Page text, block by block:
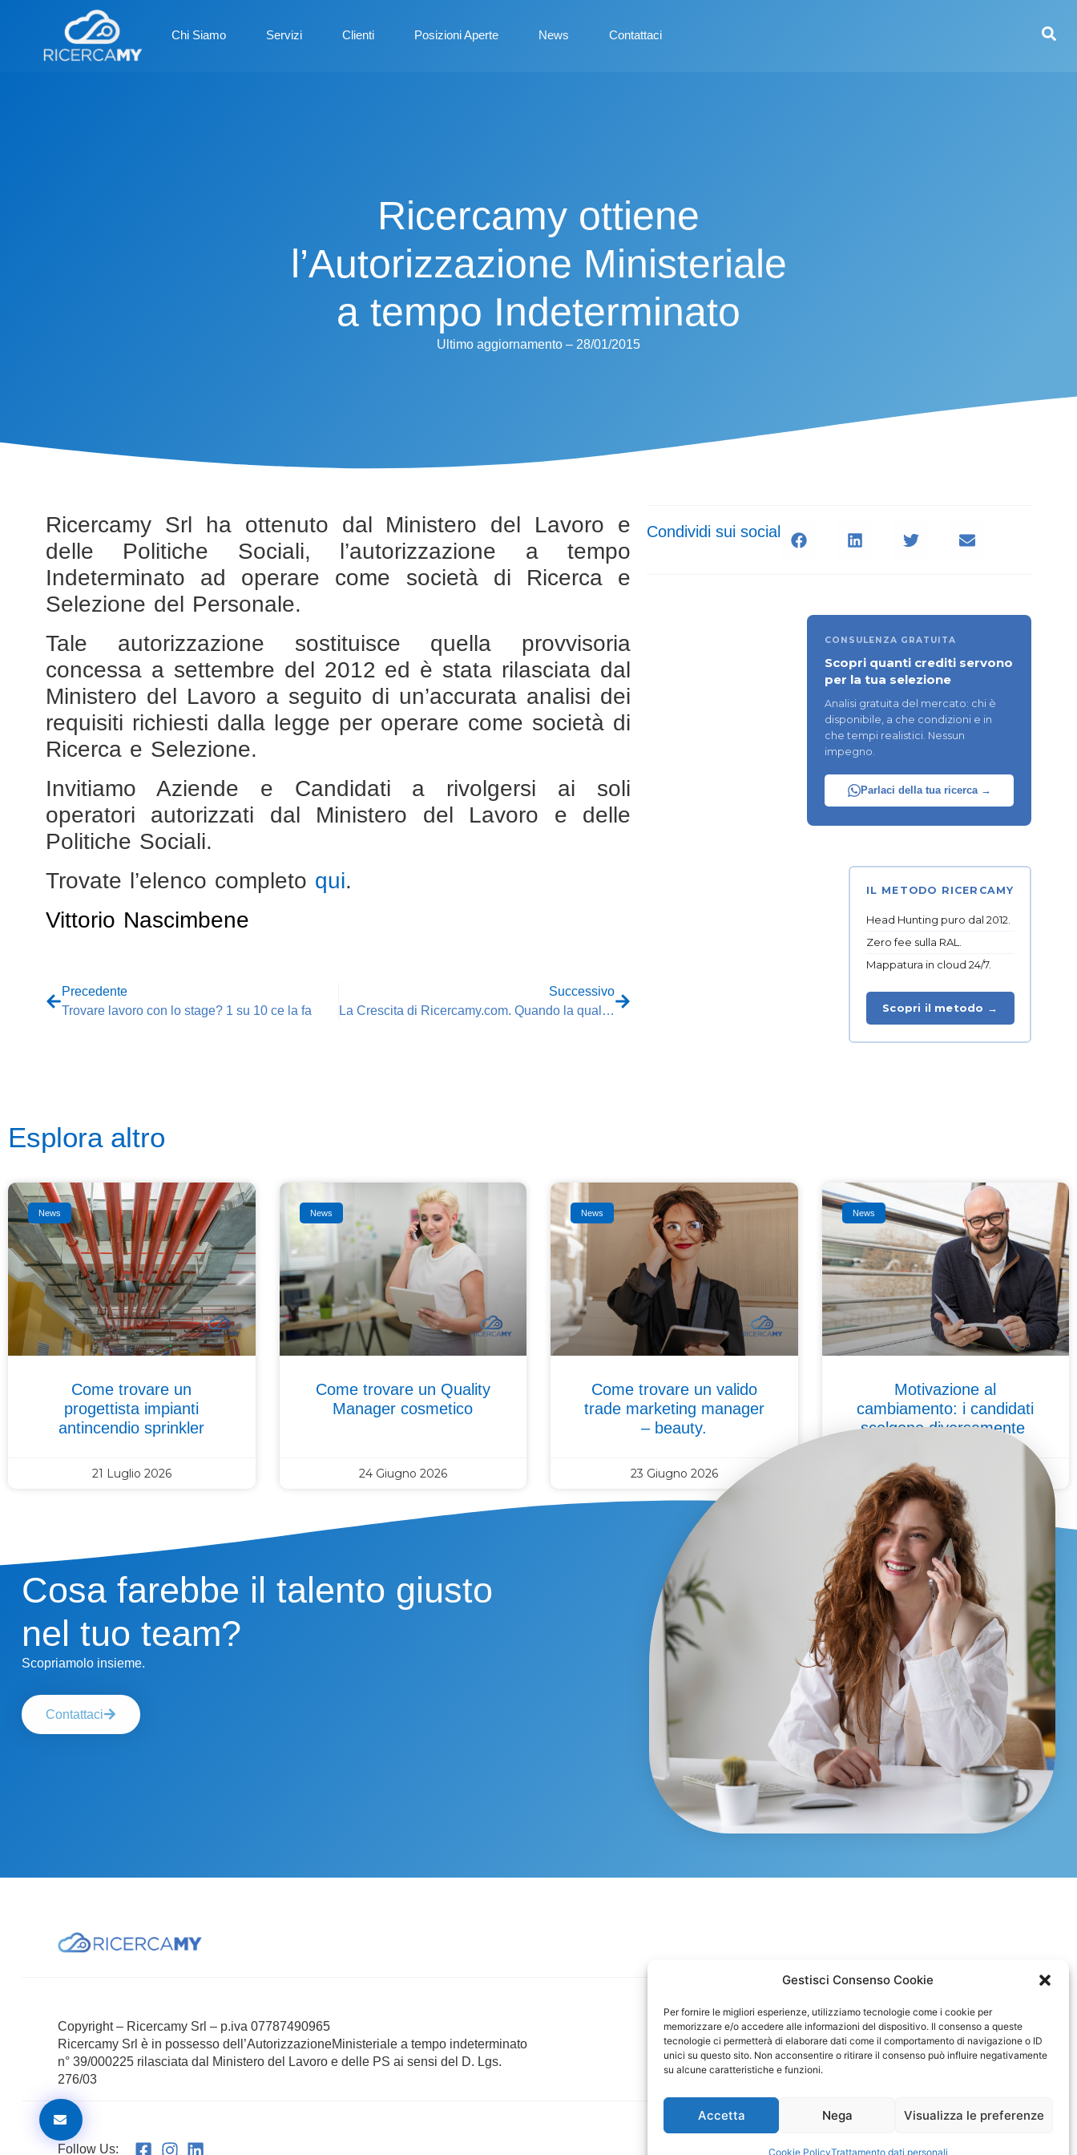
Gestisci Consenso Cookie
Per fornire le migliori esperienze, utilizziamo tecnologie come i cookie per
memorizzare e/o accedere alle informazioni del dispositivo. Il consenso a queste
tecnologie ci permetterà di elaborare dati come il comportamento di navigazione o ID
unici su questo sito. Non acconsentire o ritirare il consenso può influire negativamente
su alcune caratteristiche e funzioni.
Accetta Nega Visualizza le preferenze
Cookie PolicyTrattamento dati personali
Chi Siamo Servizi Clienti Posizioni Aperte News Contattaci
Ricercamy ottiene
l’Autorizzazione Ministeriale
a tempo Indeterminato
Ultimo aggiornamento – 28/01/2015
Ricercamy Srl ha ottenuto dal Ministero del Lavoro e
delle Politiche Sociali, l’autorizzazione a tempo
Indeterminato ad operare come società di Ricerca e
Selezione del Personale.
Tale autorizzazione sostituisce quella provvisoria
concessa a settembre del 2012 ed è stata rilasciata dal
Ministero del Lavoro a seguito di un’accurata analisi dei
requisiti richiesti dalla legge per operare come società di
Ricerca e Selezione.
Invitiamo Aziende e Candidati a rivolgersi ai soli
operatori autorizzati dal Ministero del Lavoro e delle
Politiche Sociali.
Trovate l’elenco completo qui.
Vittorio Nascimbene
Precedente
Trovare lavoro con lo stage? 1 su 10 ce la fa
Successivo
La Crescita di Ricercamy.com. Quando la qualità paga
Condividi sui social
CONSULENZA GRATUITA
Scopri quanti crediti servono
per la tua selezione
Analisi gratuita del mercato: chi è
disponibile, a che condizioni e in
che tempi realistici. Nessun
impegno.
Parlaci della tua ricerca →
IL METODO RICERCAMY
Head Hunting puro dal 2012.
Zero fee sulla RAL.
Mappatura in cloud 24/7.
Scopri il metodo →
Esplora altro
News
Come trovare un
progettista impianti
antincendio sprinkler
21 Luglio 2026
News
Come trovare un Quality
Manager cosmetico
24 Giugno 2026
News
Come trovare un valido
trade marketing manager
– beauty.
23 Giugno 2026
News
Motivazione al
cambiamento: i candidati
scelgono diversamente
9 Giugno 2026
Cosa farebbe il talento giusto
nel tuo team?
Scopriamolo insieme.
Contattaci
Copyright – Ricercamy Srl – p.iva 07787490965
Ricercamy Srl è in possesso dell’AutorizzazioneMinisteriale a tempo indeterminato
n° 39/000225 rilasciata dal Ministero del Lavoro e delle PS ai sensi del D. Lgs.
276/03
Cookie Policy (UE)
Follow Us: © 2026 All Rights Reserved